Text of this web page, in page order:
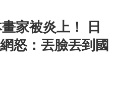
家被炎上！ 日
怒：丟臉丟到國